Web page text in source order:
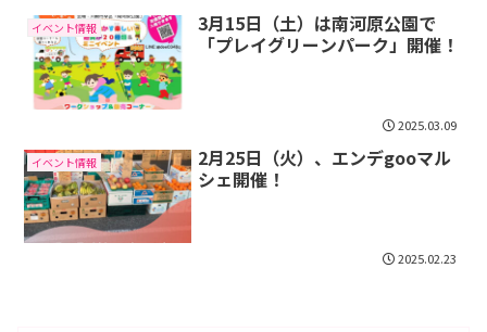
イベント情報
3月15日（土）は南河原公園で
「プレイグリーンパーク」開催！
2025.03.09
イベント情報
2月25日（火）、エンデgooマル
シェ開催！
2025.02.23